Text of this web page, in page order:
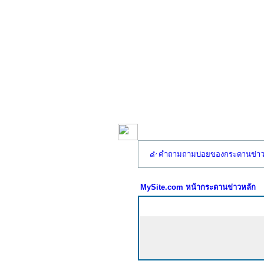
คำถามถามบ่อยของกระดานข่าว
MySite.com หน้ากระดานข่าวหลัก